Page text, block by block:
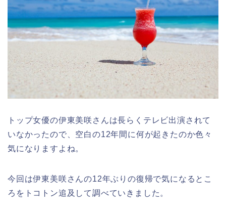
トップ女優の伊東美咲さんは長らくテレビ出演されて
いなかったので、空白の12年間に何が起きたのか色々
気になりますよね。
今回は伊東美咲さんの12年ぶりの復帰で気になるとこ
ろをトコトン追及して調べていきました。